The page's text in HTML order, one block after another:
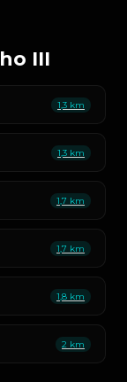
III
1,3 km
1,3 km
1,7 km
1,7 km
1,8 km
2 km